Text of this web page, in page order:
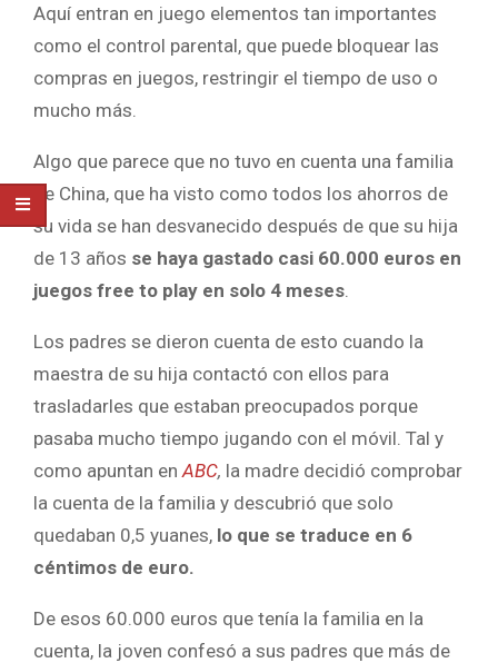
Aquí entran en juego elementos tan importantes
como el control parental, que puede bloquear las
compras en juegos, restringir el tiempo de uso o
mucho más.
Algo que parece que no tuvo en cuenta una familia
de China, que ha visto como todos los ahorros de
su vida se han desvanecido después de que su hija
de 13 años se haya gastado casi 60.000 euros en
juegos free to play en solo 4 meses
Los padres se dieron cuenta de esto cuando la
maestra de su hija contactó con ellos para
trasladarles que estaban preocupados porque
pasaba mucho tiempo jugando con el móvil. Tal y
como apuntan en ABC, la madre decidió comprobar
la cuenta de la familia y descubrió que solo
quedaban 0,5 yuanes, lo que se traduce en 6
céntimos de euro.
De esos 60.000 euros que tenía la familia en la
cuenta, la joven confesó a sus padres que más de